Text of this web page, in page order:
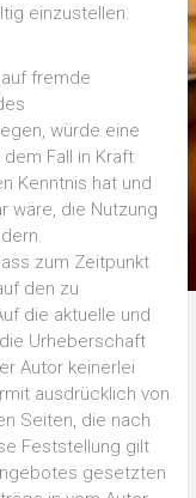
einzustellen.
fremde
würde eine
Fall in Kraft
Kenntnis hat und
wäre, die Nutzung
zum Zeitpunkt
den zu
die aktuelle und
Urheberschaft
Autor keinerlei
ausdrücklich von
Seiten, die nach
Feststellung gilt
gesetzten